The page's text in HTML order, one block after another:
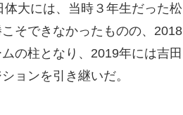
大には、当時３年生だった松
そできなかったものの、2018
の柱となり、2019年には吉田
ョンを引き継いだ。